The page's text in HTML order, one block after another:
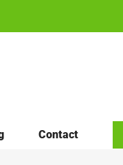
Contact